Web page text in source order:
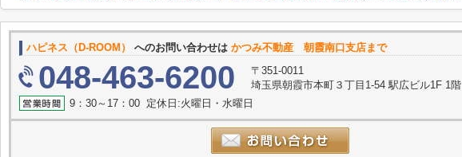
ハピネス（D-ROOM） へのお問い合わせは かつみ不動産 朝霞南口支店まで
048-463-6200
〒351-0011
埼玉県朝霞市本町３丁目1-54 駅広ビル1F 1階
9：30～17：00 定休日:火曜日・水曜日